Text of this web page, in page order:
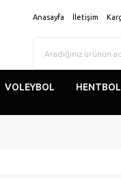
Anasayfa İletişim
VOLEYBOL HENTBOL